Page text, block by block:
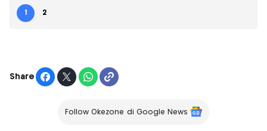
1 2
Share
Follow Okezone di Google News